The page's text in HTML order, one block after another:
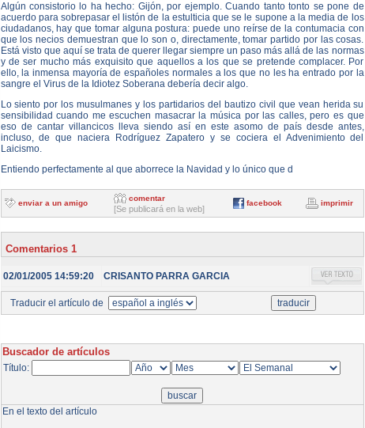
Algún consistorio lo ha hecho: Gijón, por ejemplo. Cuando tanto tonto se pone de
acuerdo para sobrepasar el listón de la estulticia que se le supone a la media de los
ciudadanos, hay que tomar alguna postura: puede uno reírse de la contumacia con
que los necios demuestran que lo son o, directamente, tomar partido por las cosas.
Está visto que aquí se trata de querer llegar siempre un paso más allá de las normas
y de ser mucho más exquisito que aquellos a los que se pretende complacer. Por
ello, la inmensa mayoría de españoles normales a los que no les ha entrado por la
sangre el Virus de la Idiotez Soberana debería decir algo.
Lo siento por los musulmanes y los partidarios del bautizo civil que vean herida su
sensibilidad cuando me escuchen masacrar la música por las calles, pero es que
eso de cantar villancicos lleva siendo así en este asomo de país desde antes,
incluso, de que naciera Rodríguez Zapatero y se cociera el Advenimiento del
Laicismo.
Entiendo perfectamente al que aborrece la Navidad y lo único que d
enviar a un amigo
comentar
[Se publicará en la web]
facebook imprimir
Comentarios 1
02/01/2005 14:59:20 CRISANTO PARRA GARCIA
Traducir el artículo de
Buscador de artículos
Título:
En el texto del artículo